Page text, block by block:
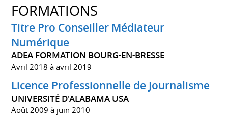
FORMATIONS
Titre Pro Conseiller Médiateur
Numérique
ADEA FORMATION BOURG-EN-BRESSE
Avril 2018 à avril 2019
Licence Professionnelle de Journalisme
UNIVERSITÉ D'ALABAMA USA
Août 2009 à juin 2010